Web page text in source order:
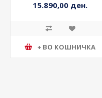
15.890,00 ден.
+ ВО КОШНИЧКА